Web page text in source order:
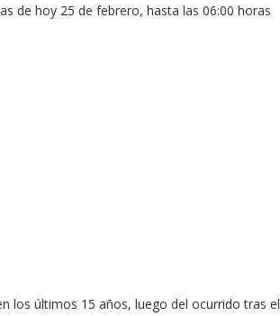
de hoy 25 de febrero, hasta las 06:00 horas
los últimos 15 años, luego del ocurrido tras el